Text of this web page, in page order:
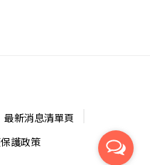
最新消息清單頁
護政策